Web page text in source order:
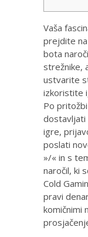
Vaša
prejdite
bota
strežnike,
ustvarite
izkoristite
Po
dostavljati
igre,
poslati
»/« in s
naročil, ki
Cold
pravi
komičnimi